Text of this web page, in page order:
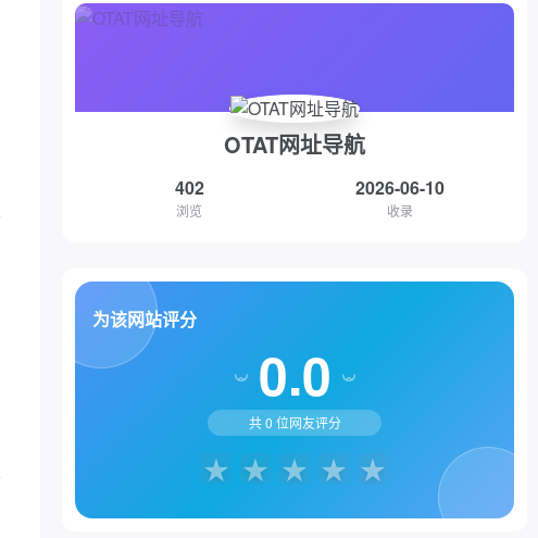
OTAT网址导航
402
浏览
2026-06-10
收录
为该网站评分
0.0
共0 位网友评分